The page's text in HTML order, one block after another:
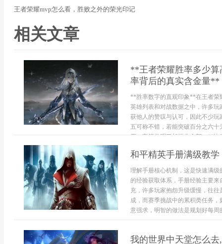
王者荣耀mvp怎么看，胜败之外的荣光印记
相关文章
**王者荣耀胜率多少
率背后的真实含金量**
**胜率数字的直观印象**在王者荣
英雄列表和对战数据之中，许多
获他人的赞叹与认可，因此不少
五可称不错，若能突破百分之六
石，它简单明了却远非全部。**决
和平精英手册满级教
理解手册核心机制，这是快速满
的经验获取体系，手册经验主要
充，许多玩家抱怨升级缓慢，往
成，而赛季挑战中的累积类任务
意强求，明智的做法是规划好每周
我的世界中天堂怎么